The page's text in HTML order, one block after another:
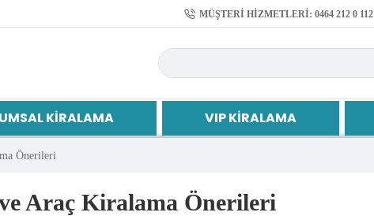
MÜŞTERI HIZMETLERI: 0464 212 0 112
KIRALAMA VIP KIRALAMA
Önerileri
Araç Kiralama Önerileri